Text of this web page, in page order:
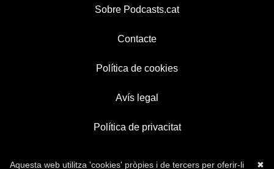
Sobre Podcasts.cat
Contacte
Política de cookies
Avís legal
Política de privacitat
✖
Aquesta web utilitza 'cookies' pròpies i de tercers per oferir-li